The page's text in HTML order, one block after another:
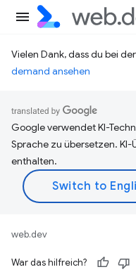
Vielen Dank, dass du bei
demand ansehen
Google verwendet KI-
Sprache zu übersetzen.
enthalten.
web.dev
War das hilfreich?